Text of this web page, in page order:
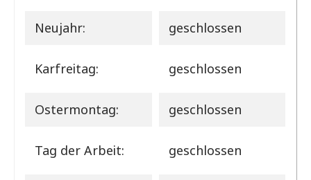
Neujahr: geschlossen
Karfreitag: geschlossen
Ostermontag: geschlossen
Tag der Arbeit: geschlossen